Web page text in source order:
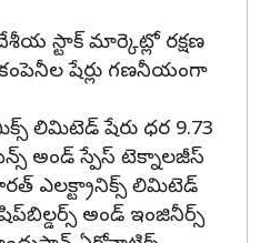
స్టాక్‌ మార్కెట్లో రక్షణ
షేర్లు గణనీయంగా
లిమిటెడ్‌ షేరు ధర 9.73
అండ్‌ స్పేస్‌ టెక్నాలజీస్‌
ఎలక్ట్రానిక్స్‌ లిమిటెడ్‌
అండ్‌ ఇంజినీర్స్‌